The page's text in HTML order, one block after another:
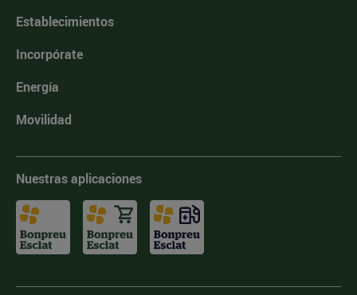
Establecimientos
Incorpórate
Energía
Movilidad
Nuestras aplicaciones